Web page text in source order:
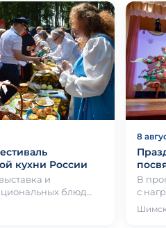
кухни России
и
блюд
8
В
с